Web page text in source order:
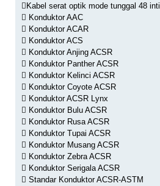
Kabel serat optik mode tunggal 48 inti
Konduktor AAC
Konduktor ACAR
Konduktor ACS
Konduktor Anjing ACSR
Konduktor Panther ACSR
Konduktor Kelinci ACSR
Konduktor Coyote ACSR
Konduktor ACSR Lynx
Konduktor Bulu ACSR
Konduktor Rusa ACSR
Konduktor Tupai ACSR
Konduktor Musang ACSR
Konduktor Zebra ACSR
Konduktor Serigala ACSR
Standar Konduktor ACSR-ASTM